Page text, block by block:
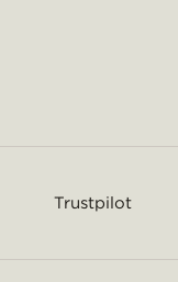
Trustpilot